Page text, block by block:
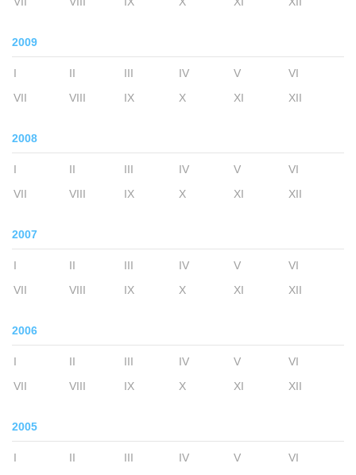
2009
I II III IV V
VI
VII
VIII IX X XI XII
2008
I II III IV V
VI
VII
VIII IX X XI XII
2007
I II III IV V
VI
VII
VIII IX X XI XII
2006
I II III IV V
VI
VII
VIII IX X XI XII
2005
I II III IV V
VI